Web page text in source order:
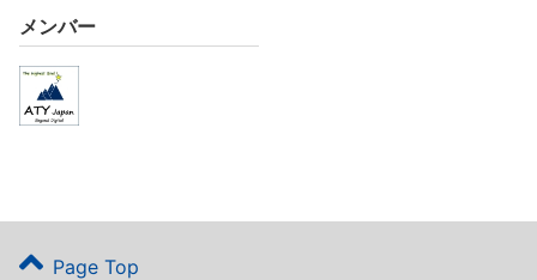
メンバー
Page Top